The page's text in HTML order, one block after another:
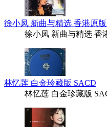
徐小凤 新曲与精选 香港原
徐小凤 新曲与精选 香
林忆莲 白金珍藏版 SACD
林忆莲 白金珍藏版